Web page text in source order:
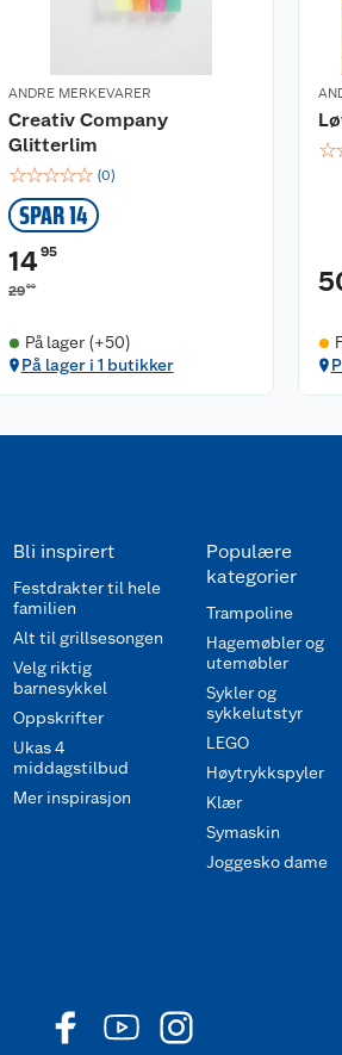
ANDRE MERKEVARER
Creativ Company
Glitterlim
☆☆☆☆☆ (0)
SPAR 14
1495
2990
På lager (+50)
På lager i 1 butikker
☆
Bli inspirert
Festdrakter til hele
familien
Alt til grillsesongen
Velg riktig
barnesykkel
Oppskrifter
Ukas 4
middagstilbud
Mer inspirasjon
Populære
kategorier
Trampoline
Hagemøbler og
utemøbler
Sykler og
sykkelutstyr
LEGO
Høytrykkspyler
Klær
Symaskin
Joggesko dame